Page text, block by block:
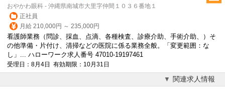
おやかわ眼科 - 沖縄県南城市大里字仲間１０３６番地１
正社員
月給 210,000円 ～ 235,000円
看護師業務（問診、採血、点滴、各種検査、診療介助、手術介助、）そ
の他準備・片付け、清掃などの医院に係る業務全般。「変更範囲：な
し」... ハローワーク求人番号 47010-19197461
受理日：8月4日 有効期限：10月31日
関連求人情報